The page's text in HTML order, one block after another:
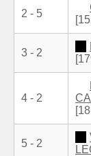
2 - 5
3 - 2
4 - 2
5 - 2